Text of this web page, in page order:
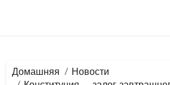
Домашняя
Новости